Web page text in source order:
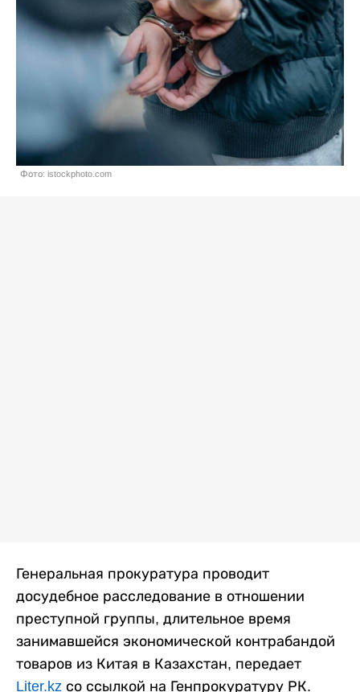
Фото: istockphoto.com
Генеральная прокуратура проводит
досудебное расследование в отношении
преступной группы, длительное время
занимавшейся экономической контрабандой
товаров из Китая в Казахстан, передает
Liter.kz со ссылкой на Генпрокуратуру РК.